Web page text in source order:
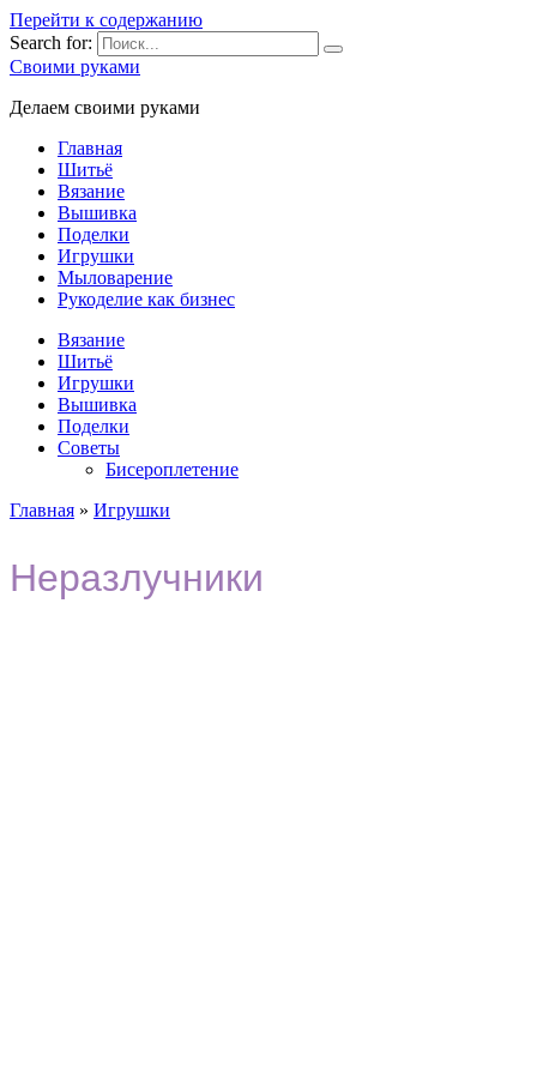
Перейти к содержанию
Search for:
Своими руками
Делаем своими руками
Главная
Шитьё
Вязание
Вышивка
Поделки
Игрушки
Мыловарение
Рукоделие как бизнес
Вязание
Шитьё
Игрушки
Вышивка
Поделки
Советы
Бисероплетение
Главная » Игрушки
Неразлучники